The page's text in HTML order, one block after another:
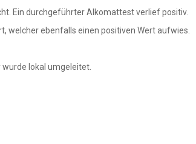
Ein durchgeführter Alkomattest verlief positiv.
welcher ebenfalls einen positiven Wert aufwies.
lokal umgeleitet.